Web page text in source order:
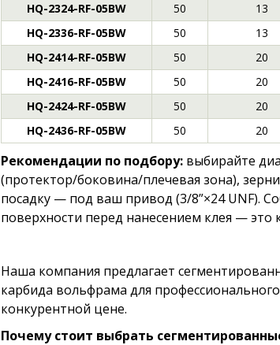
HQ-2324-RF-05BW
50 13
HQ-2336-RF-05BW
50 13
HQ-2414-RF-05BW
50 20
HQ-2416-RF-05BW
50 20
HQ-2424-RF-05BW
50 20
HQ-2436-RF-05BW
50 20
Рекомендации по подбору:выбирайте
(протектор/боковина/плечевая зона),
посадку — под ваш привод (3/8”×24 UNF).
поверхности перед нанесением клея — это
Наша компания предлагает
карбида вольфрама для
конкурентной цене.
Почему стоит выбрать